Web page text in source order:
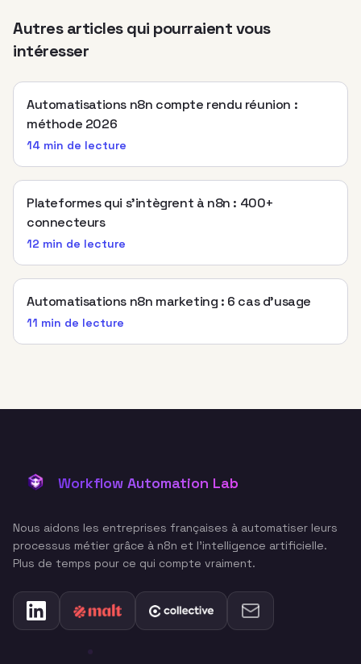
Autres articles qui pourraient vous
intéresser
Automatisations n8n compte rendu réunion :
méthode 2026
14 min de lecture
Plateformes qui s’intègrent à n8n : 400+
connecteurs
12 min de lecture
Automatisations n8n marketing : 6 cas d’usage
11 min de lecture
Workflow Automation Lab
Nous aidons les entreprises françaises à automatiser leurs
processus métier grâce à n8n et l'intelligence artificielle.
Plus de temps pour ce qui compte vraiment.